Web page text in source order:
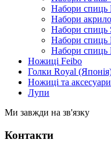
Набори спиць
Набори
Набори спиць
Набори спиць
Набори спиць
Ножиці Feibo
Голки Royal
Ножиці та аксесуари
Лупи
Ми завжди на зв'язку
Контакти